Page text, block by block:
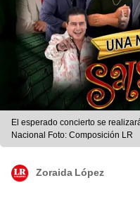
El esperado concierto se
Nacional Foto: Composición LR
Zoraida López